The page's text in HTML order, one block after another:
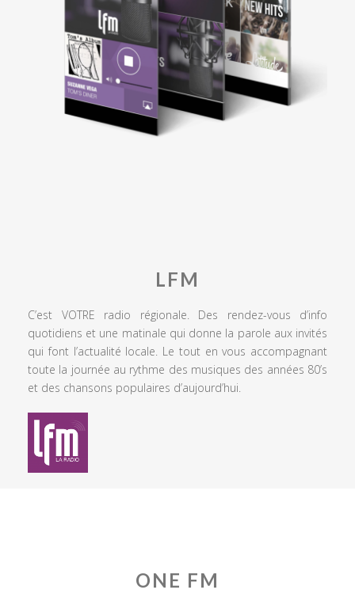
LFM
C’est VOTRE radio régionale. Des rendez-vous d’info
quotidiens et une matinale qui donne la parole aux invités
qui font l’actualité locale. Le tout en vous accompagnant
toute la journée au rythme des musiques des années 80’s
et des chansons populaires d’aujourd’hui.
ONE FM